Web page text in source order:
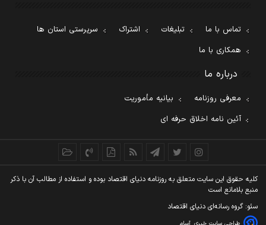
تماس با ما تبلیغات اشتراک
سرپرستی استان ها
همکاری با ما
درباره ما
معرفی روزنامه
بیانیه مأموریت
آئین نامه اخلاق حرفه ای
کليه حقوق اين سايت متعلق به روزنامه دنيای اقتصاد بوده و استفاده از مطالب آن با ذکر
منبع بلامانع است
سئو: گروه رسانه‌ای دنیای اقتصاد